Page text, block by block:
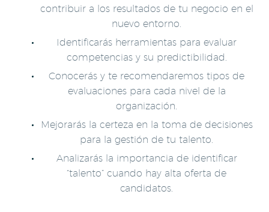
contribuir a los resultados de tu negocio en el
nuevo entorno.
Identificarás herramientas para evaluar
competencias y su predictibilidad.
Conocerás y te recomendaremos tipos de
evaluaciones para cada nivel de la
organización.
Mejorarás la certeza en la toma de decisiones
para la gestión de tu talento.
Analizarás la importancia de identificar
“talento” cuando hay alta oferta de
candidatos.